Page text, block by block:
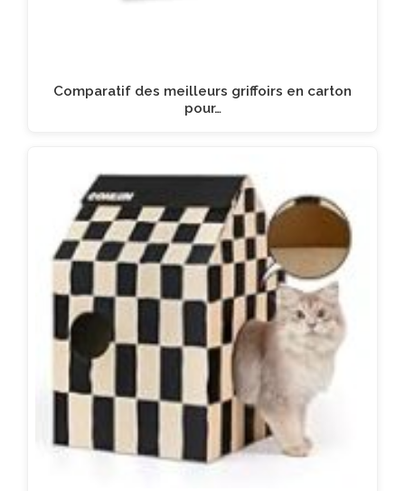
Comparatif des meilleurs griffoirs en carton
pour…